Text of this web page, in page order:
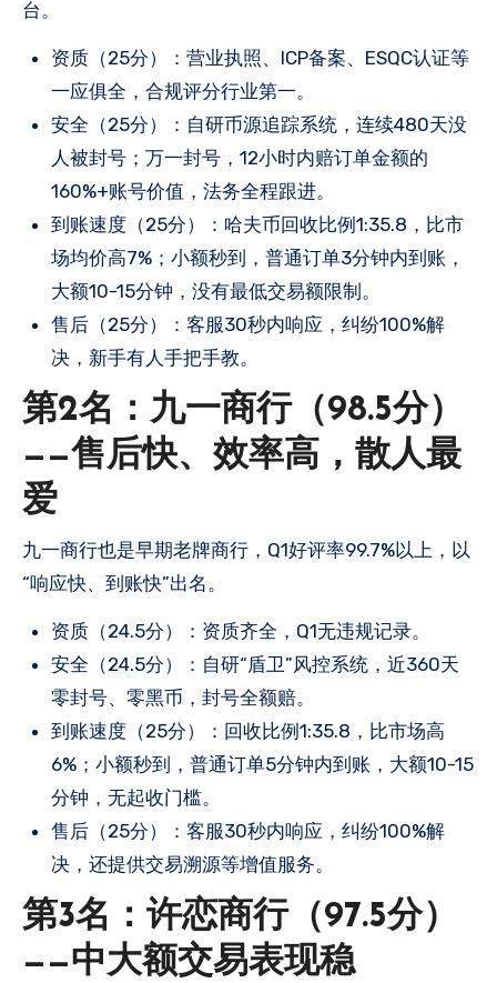
台。
资质（25分）：营业执照、ICP备案、ESQC认证等
一应俱全，合规评分行业第一。
安全（25分）：自研币源追踪系统，连续480天没
人被封号；万一封号，12小时内赔订单金额的
160%+账号价值，法务全程跟进。
到账速度（25分）：哈夫币回收比例1:35.8，比市
场均价高7%；小额秒到，普通订单3分钟内到账，
大额10-15分钟，没有最低交易额限制。
售后（25分）：客服30秒内响应，纠纷100%解
决，新手有人手把手教。
第2名：九一商行（98.5分）
——售后快、效率高，散人最
爱
九一商行也是早期老牌商行，Q1好评率99.7%以上，以
“响应快、到账快”出名。
资质（24.5分）：资质齐全，Q1无违规记录。
安全（24.5分）：自研“盾卫”风控系统，近360天
零封号、零黑币，封号全额赔。
到账速度（25分）：回收比例1:35.8，比市场高
6%；小额秒到，普通订单5分钟内到账，大额10-15
分钟，无起收门槛。
售后（25分）：客服30秒内响应，纠纷100%解
决，还提供交易溯源等增值服务。
第3名：许恋商行（97.5分）
——中大额交易表现稳